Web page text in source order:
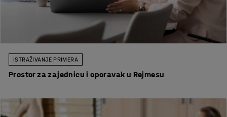
ISTRAŽIVANJE PRIMERA
Prostor za zajednicu i oporavak u Rejmesu